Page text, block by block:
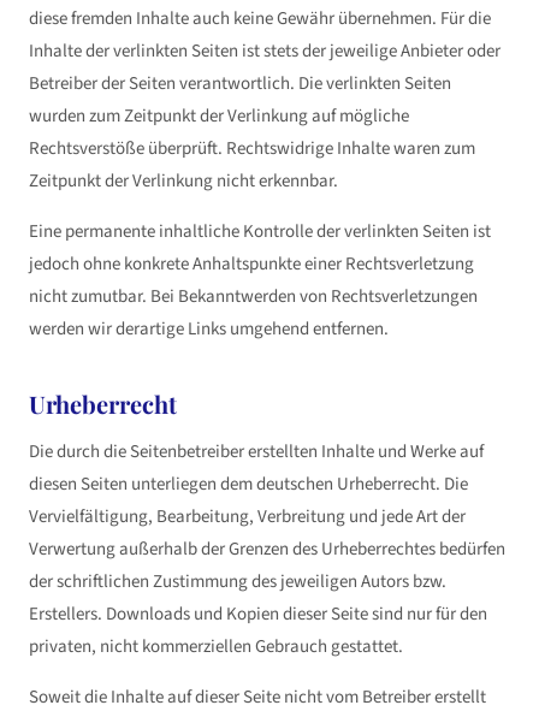
diese fremden Inhalte auch keine Gewähr übernehmen. Für die
Inhalte der verlinkten Seiten ist stets der jeweilige Anbieter oder
Betreiber der Seiten verantwortlich. Die verlinkten Seiten
wurden zum Zeitpunkt der Verlinkung auf mögliche
Rechtsverstöße überprüft. Rechtswidrige Inhalte waren zum
Zeitpunkt der Verlinkung nicht erkennbar.
Eine permanente inhaltliche Kontrolle der verlinkten Seiten ist
jedoch ohne konkrete Anhaltspunkte einer Rechtsverletzung
nicht zumutbar. Bei Bekanntwerden von Rechtsverletzungen
werden wir derartige Links umgehend entfernen.
Urheberrecht
Die durch die Seitenbetreiber erstellten Inhalte und Werke auf
diesen Seiten unterliegen dem deutschen Urheberrecht. Die
Vervielfältigung, Bearbeitung, Verbreitung und jede Art der
Verwertung außerhalb der Grenzen des Urheberrechtes bedürfen
der schriftlichen Zustimmung des jeweiligen Autors bzw.
Erstellers. Downloads und Kopien dieser Seite sind nur für den
privaten, nicht kommerziellen Gebrauch gestattet.
Soweit die Inhalte auf dieser Seite nicht vom Betreiber erstellt